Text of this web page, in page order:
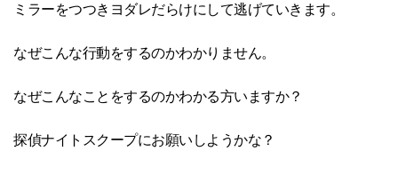
ミラーをつつきヨダレだらけにして逃げていきます。
なぜこんな行動をするのかわかりません。
なぜこんなことをするのかわかる方いますか？
探偵ナイトスクープにお願いしようかな？